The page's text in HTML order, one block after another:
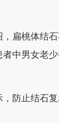
桃体结石
中男女老
止结石复